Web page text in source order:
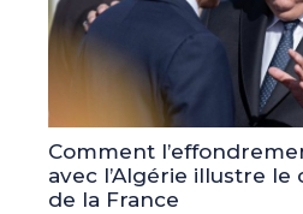
Comment
avec l’Algérie illustre
de la France